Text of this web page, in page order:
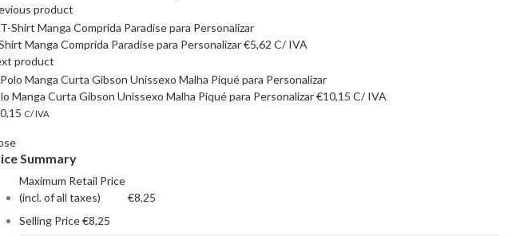
product
Manga Comprida Paradise para Personalizar€5,62 C/ IVA
product
Manga Curta Gibson Unissexo Malha Piqué para Personalizar€10,15 C/ IVA
C/ IVA
Summary
Maximum Retail Price
(incl. of all taxes)
€8,25
Selling Price€8,25